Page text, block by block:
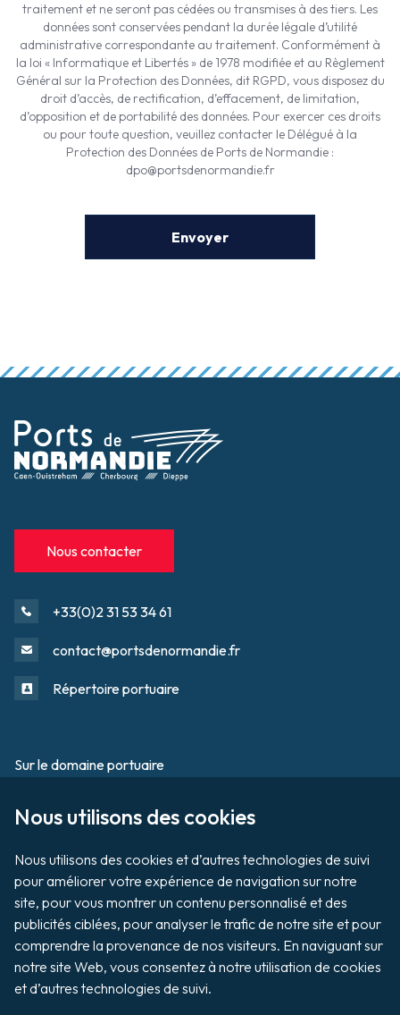
traitement et ne seront pas cédées ou transmises à des tiers. Les
données sont conservées pendant la durée légale d’utilité
administrative correspondante au traitement. Conformément à
la loi « Informatique et Libertés » de 1978 modifiée et au Règlement
Général sur la Protection des Données, dit RGPD, vous disposez du
droit d’accès, de rectification, d’effacement, de limitation,
d’opposition et de portabilité des données. Pour exercer ces droits
ou pour toute question, veuillez contacter le Délégué à la
Protection des Données de Ports de Normandie :
dpo@portsdenormandie.fr
Nous utilisons des cookies
Nous utilisons des cookies et d’autres technologies de suivi
pour améliorer votre expérience de navigation sur notre
site, pour vous montrer un contenu personnalisé et des
publicités ciblées, pour analyser le trafic de notre site et pour
comprendre la provenance de nos visiteurs. En naviguant sur
notre site Web, vous consentez à notre utilisation de cookies
et d’autres technologies de suivi.
Nous contacter
+33(0)2 31 53 34 61
contact@portsdenormandie.fr
Répertoire portuaire
Footer
Sur le domaine portuaire
Tournage / Prises de vues
Vente aux enchères de biens
Organiser un évènement
Payer ma facture